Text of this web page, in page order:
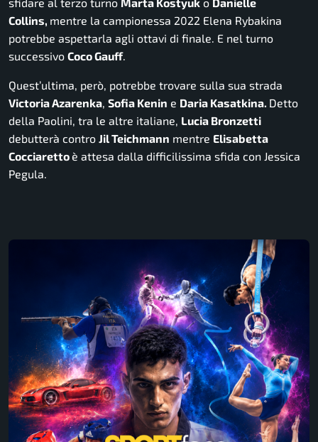
Collins, mentre la campionessa 2022 Elena Rybakina
potrebbe aspettarla agli ottavi di finale. E nel turno
successivo Coco Gauff.
Quest’ultima, però, potrebbe trovare sulla sua strada
Victoria Azarenka Sofia Kenin e Daria Kasatkina. Detto
della Paolini, tra le altre italiane, Lucia Bronzetti
debutterà contro Jil Teichmann mentre Elisabetta
Cocciarettoè attesa dalla difficilissima sfida con Jessica
Pegula.